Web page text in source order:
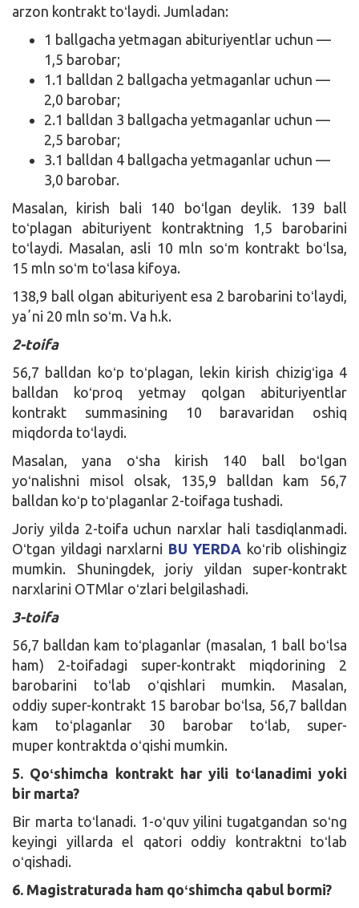
arzon kontrakt toʻlaydi. Jumladan:
1 ballgacha yetmagan abituriyentlar uchun —
1,5 barobar;
1.1 balldan 2 ballgacha yetmaganlar uchun —
2,0 barobar;
2.1 balldan 3 ballgacha yetmaganlar uchun —
2,5 barobar;
3.1 balldan 4 ballgacha yetmaganlar uchun —
3,0 barobar.
Masalan, kirish bali 140 boʻlgan deylik. 139 ball
toʻplagan abituriyent kontraktning 1,5 barobarini
toʻlaydi. Masalan, asli 10 mln soʻm kontrakt boʻlsa,
15 mln soʻm toʻlasa kifoya.
138,9 ball olgan abituriyent esa 2 barobarini toʻlaydi,
yaʼni 20 mln soʻm. Va h.k.
2-toifa
56,7 balldan koʻp toʻplagan, lekin kirish chizigʻiga 4
balldan koʻproq yetmay qolgan abituriyentlar
kontrakt summasining 10 baravaridan oshiq
miqdorda toʻlaydi.
Masalan, yana oʻsha kirish 140 ball boʻlgan
yoʻnalishni misol olsak, 135,9 balldan kam 56,7
balldan koʻp toʻplaganlar 2-toifaga tushadi.
Joriy yilda 2-toifa uchun narxlar hali tasdiqlanmadi.
Oʻtgan yildagi narxlarni BU YERDA koʻrib olishingiz
mumkin. Shuningdek, joriy yildan super-kontrakt
narxlarini OTMlar oʻzlari belgilashadi.
3-toifa
56,7 balldan kam toʻplaganlar (masalan, 1 ball boʻlsa
ham) 2-toifadagi super-kontrakt miqdorining 2
barobarini toʻlab oʻqishlari mumkin. Masalan,
oddiy super-kontrakt 15 barobar boʻlsa, 56,7 balldan
kam toʻplaganlar 30 barobar toʻlab, super-
muper kontraktda oʻqishi mumkin.
5. Qoʻshimcha kontrakt har yili toʻlanadimi yoki
bir marta?
Bir marta toʻlanadi. 1-oʻquv yilini tugatgandan soʻng
keyingi yillarda el qatori oddiy kontraktni toʻlab
oʻqishadi.
6. Magistraturada ham qoʻshimcha qabul bormi?